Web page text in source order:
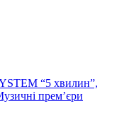
“5 хвилин”,
прем’єри